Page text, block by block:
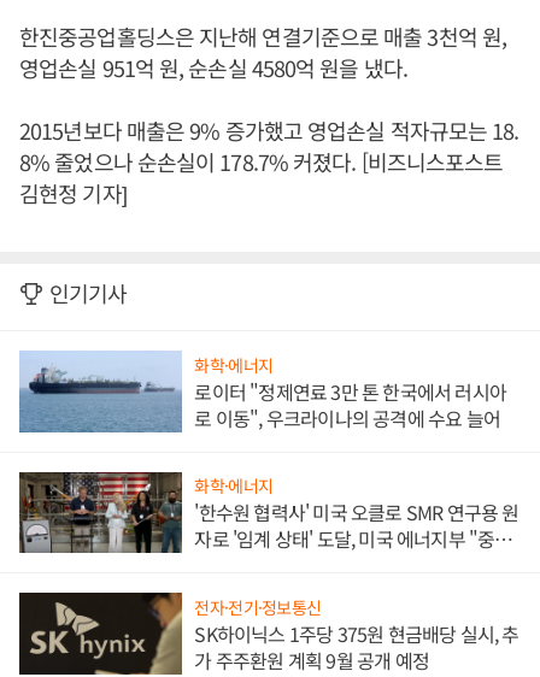
한진중공업홀딩스은 지난해 연결기준으로 매출 3천억 원,
영업손실 951억 원, 순손실 4580억 원을 냈다.
2015년보다 매출은 9% 증가했고 영업손실 적자규모는 18.
8% 줄었으나 순손실이 178.7% 커졌다. [비즈니스포스트
김현정 기자]
인기기사
화학·에너지
로이터 "정제연료 3만 톤 한국에서 러시아
로 이동", 우크라이나의 공격에 수요 늘어
화학·에너지
'한수원 협력사' 미국 오클로 SMR 연구용 원
자로 '임계 상태' 도달, 미국 에너지부 "중요
전자·전기·정보통신
SK하이닉스 1주당 375원 현금배당 실시, 추
가 주주환원 계획 9월 공개 예정